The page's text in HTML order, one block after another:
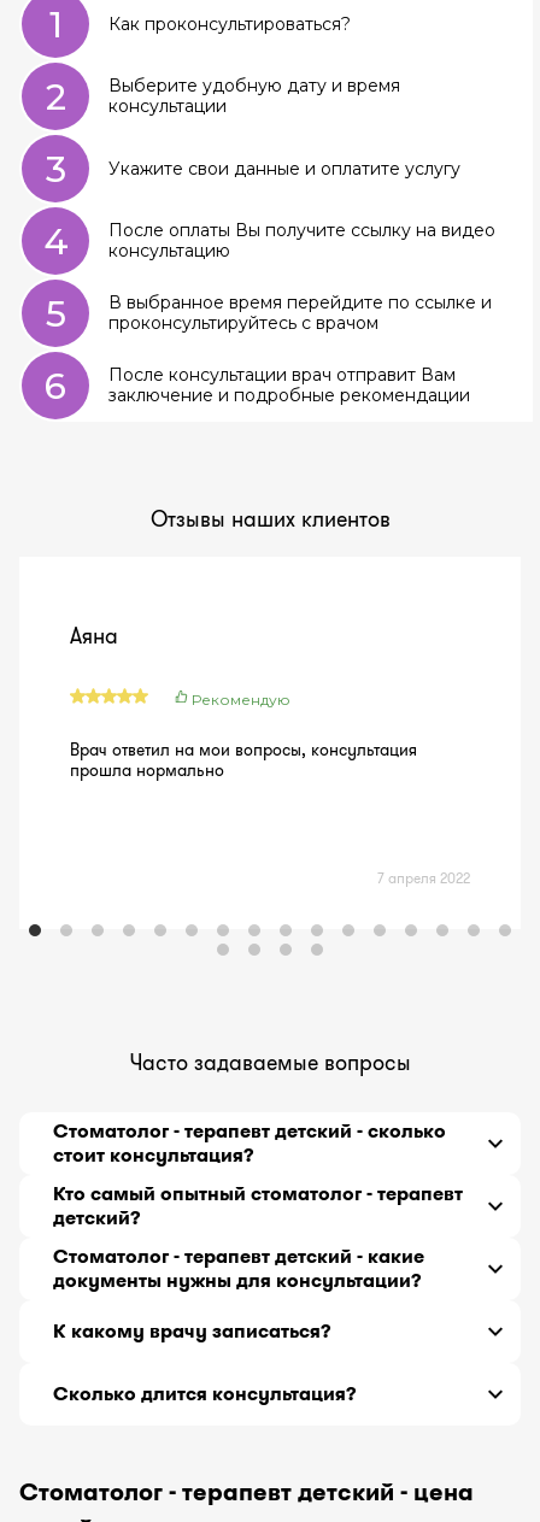
1 Как проконсультироваться?
2
Выберите удобную дату и время
консультации
3 Укажите свои данные и оплатите услугу
4
После оплаты Вы получите ссылку на видео
консультацию
5
В выбранное время перейдите по ссылке и
проконсультируйтесь с врачом
6
После консультации врач отправит Вам
заключение и подробные рекомендации
Отзывы наших клиентов
Аяна
Рекомендую
Врач ответил на мои вопросы, консультация
прошла нормально
7 апреля 2022
Часто задаваемые вопросы
Стоматолог - терапевт детский - сколько
стоит консультация?
Врач стоматолог - терапевт детский - онлайн
консультация от
тг за 30 минут.
Кто самый опытный стоматолог - терапевт
детский?
Врач стоматолог - терапевт детский с самым
большим стажем работы 17 лет, принимающий
Стоматолог - терапевт детский - какие
документы нужны для консультации?
болезни с предварительным диагнозом,
сведения о сопутствующих заболеваниях,
перечень принимаемых лекарств.
К какому врачу записаться?
помочь, обратитесь к терапевту.
Сколько длится консультация?
Стоматолог - терапевт детский - цена